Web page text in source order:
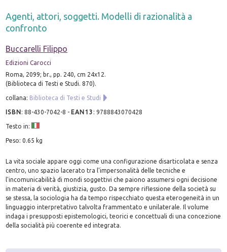
Agenti, attori, soggetti. Modelli di razionalità a
confronto
Buccarelli Filippo
Edizioni Carocci
Roma, 2099; br., pp. 240, cm 24x12.
(Biblioteca di Testi e Studi. 870).
collana: Biblioteca di Testi e Studi
ISBN:88-430-7042-8 - EAN13 :9788843070428
Testo in:
Peso: 0.65 kg
La vita sociale appare oggi come una configurazione disarticolata e senza
centro, uno spazio lacerato tra l'impersonalità delle tecniche e
l'incomunicabilità di mondi soggettivi che paiono assumersi ogni decisione
in materia di verità, giustizia, gusto. Da sempre riflessione della società su
se stessa, la sociologia ha da tempo rispecchiato questa eterogeneità in un
linguaggio interpretativo talvolta frammentato e unilaterale. Il volume
indaga i presupposti epistemologici, teorici e concettuali di una concezione
della socialità più coerente ed integrata.